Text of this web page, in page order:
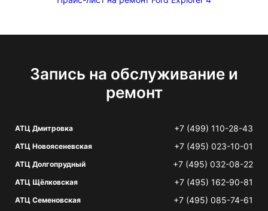
Запись на обслуживание и
ремонт
АТЦ Дмитровка +7 (499) 110-28-43
АТЦ Новоясеневская +7 (495) 023-10-01
АТЦ Долгопрудный +7 (495) 032-08-22
АТЦ Щёлковская +7 (495) 162-90-81
АТЦ Семеновская +7 (495) 085-74-61